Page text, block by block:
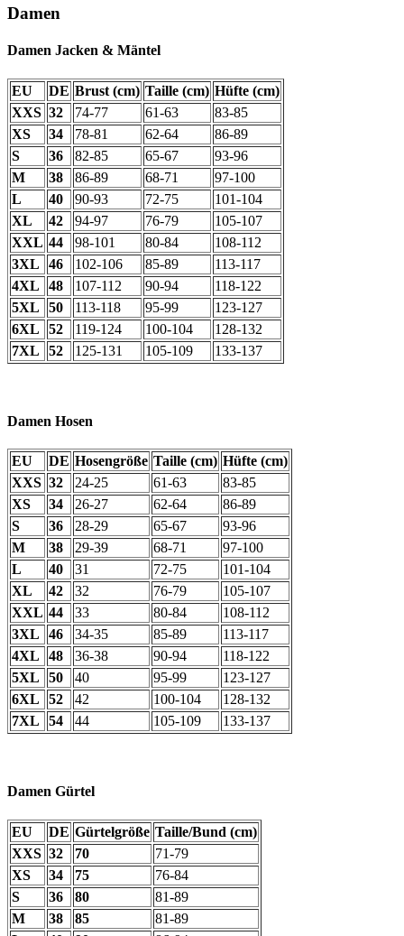
Damen
Damen Jacken & Mäntel
EU DE Brust (cm) Taille (cm) Hüfte (cm)
XXS 32 74-77 61-63
83-85
XS
34 78-81 62-64
86-89
S
36 82-85 65-67
93-96
M
38 86-89 68-71
97-100
L
40 90-93 72-75
101-104
XL
42 94-97 76-79
105-107
XXL 44 98-101 80-84
108-112
3XL
46 102-106 85-89
113-117
4XL
48 107-112 90-94
118-122
5XL
50 113-118 95-99
123-127
6XL
52 119-124 100-104
128-132
7XL
52 125-131 105-109 133-137
Damen Hosen
EU DE Hosengröße Taille (cm) Hüfte (cm)
XXS 32 24-25 61-63
83-85
XS
34 26-27 62-64
86-89
S
36 28-29 65-67
93-96
M
38 29-39 68-71
97-100
L
40 31 72-75
101-104
XL
42 32 76-79
105-107
XXL 44 33 80-84
108-112
3XL
46 34-35 85-89
113-117
4XL
48 36-38 90-94
118-122
5XL
50 40 95-99
123-127
6XL
52 42 100-104
128-132
7XL
54 44 105-109 133-137
Damen Gürtel
EU DE Gürtelgröße Taille/Bund (cm)
XXS 32 70
71-79
XS
34 75
76-84
S
36 80
81-89
M
38 85
81-89